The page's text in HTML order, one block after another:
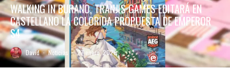
WALKING IN BURANO, TRANJIS GAMES EDITARÁ EN
CASTELLANO LA COLORIDA PROPUESTA DE EMPEROR
S4
David · Noticias · 27 enero, 2020